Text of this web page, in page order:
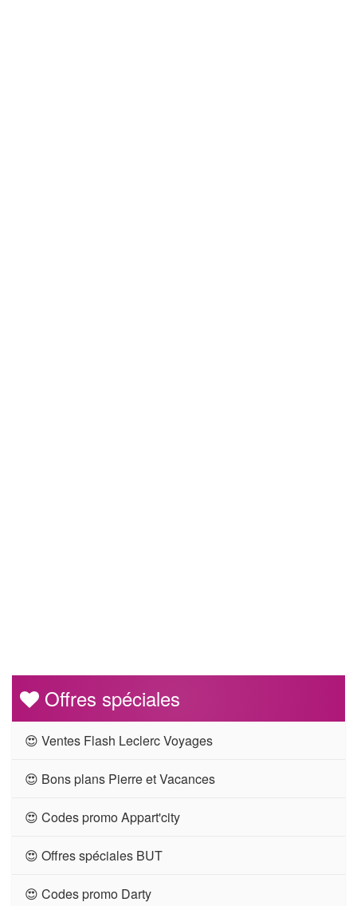
Offres spéciales
😍 Ventes Flash Leclerc Voyages
😍 Bons plans Pierre et Vacances
😍 Codes promo Appart'city
😍 Offres spéciales BUT
😍 Codes promo Darty